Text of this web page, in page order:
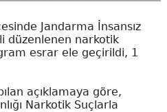
Jandarma İnsansız
düzenlenen narkotik
esrar ele geçirildi, 1
açıklamaya göre,
Narkotik Suçlarla